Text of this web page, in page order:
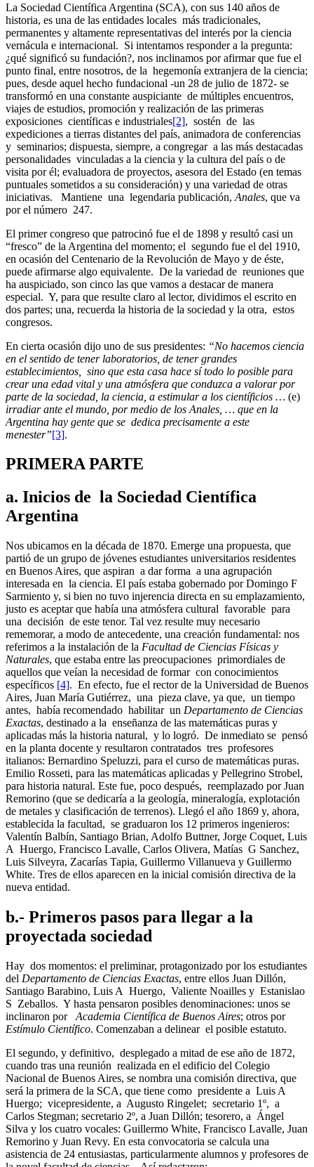
La Sociedad Científica Argentina (SCA), con sus 140 años de
historia, es una de las entidades locales más tradicionales,
permanentes y altamente representativas del interés por la ciencia
vernácula e internacional. Si intentamos responder a la pregunta:
¿qué significó su fundación?, nos inclinamos por afirmar que fue el
punto final, entre nosotros, de la hegemonía extranjera de la ciencia;
pues, desde aquel hecho fundacional -un 28 de julio de 1872- se
transformó en una constante auspiciante de múltiples encuentros,
viajes de estudios, promoción y realización de las primeras
exposiciones científicas e industriales[2], sostén de las
expediciones a tierras distantes del país, animadora de conferencias
y seminarios; dispuesta, siempre, a congregar a las más destacadas
personalidades vinculadas a la ciencia y la cultura del país o de
visita por él; evaluadora de proyectos, asesora del Estado (en temas
puntuales sometidos a su consideración) y una variedad de otras
iniciativas. Mantiene una legendaria publicación, Anales, que va
por el número 247.
El primer congreso que patrocinó fue el de 1898 y resultó casi un
“fresco” de la Argentina del momento; el segundo fue el del 1910,
en ocasión del Centenario de la Revolución de Mayo y de éste,
puede afirmarse algo equivalente. De la variedad de reuniones que
ha auspiciado, son cinco las que vamos a destacar de manera
especial. Y, para que resulte claro al lector, dividimos el escrito en
dos partes; una, recuerda la historia de la sociedad y la otra, estos
congresos.
En cierta ocasión dijo uno de sus presidentes: “No hacemos ciencia
en el sentido de tener laboratorios, de tener grandes
establecimientos, sino que esta casa hace sí todo lo posible para
crear una edad vital y una atmósfera que conduzca a valorar por
parte de la sociedad, la ciencia, a estimular a los científicios … (e)
irradiar ante el mundo, por medio de los Anales, … que en la
Argentina hay gente que se dedica precisamente a este
menester”[3].
PRIMERA PARTE
a. Inicios de la Sociedad Científica
Argentina
Nos ubicamos en la década de 1870. Emerge una propuesta, que
partió de un grupo de jóvenes estudiantes universitarios residentes
en Buenos Aires, que aspiran a dar forma a una agrupación
interesada en la ciencia. El país estaba gobernado por Domingo F
Sarmiento y, si bien no tuvo injerencia directa en su emplazamiento,
justo es aceptar que había una atmósfera cultural favorable para
una decisión de este tenor. Tal vez resulte muy necesario
rememorar, a modo de antecedente, una creación fundamental: nos
referimos a la instalación de la Facultad de Ciencias Físicas y
Naturales, que estaba entre las preocupaciones primordiales de
aquellos que veían la necesidad de formar con conocimientos
específicos [4]. En efecto, fue el rector de la Universidad de Buenos
Aires, Juan María Gutiérrez, una pieza clave, ya que, un tiempo
antes, había recomendado habilitar un Departamento de Ciencias
Exactas, destinado a la enseñanza de las matemáticas puras y
aplicadas más la historia natural, y lo logró. De inmediato se pensó
en la planta docente y resultaron contratados tres profesores
italianos: Bernardino Speluzzi, para el curso de matemáticas puras.
Emilio Rosseti, para las matemáticas aplicadas y Pellegrino Strobel,
para historia natural. Este fue, poco después, reemplazado por Juan
Remorino (que se dedicaría a la geología, mineralogía, explotación
de metales y clasificación de terrenos). Llegó el año 1869 y, ahora,
establecida la facultad, se graduaron los 12 primeros ingenieros:
Valentín Balbín, Santiago Brian, Adolfo Buttner, Jorge Coquet, Luis
A Huergo, Francisco Lavalle, Carlos Olivera, Matías G Sanchez,
Luis Silveyra, Zacarías Tapia, Guillermo Villanueva y Guillermo
White. Tres de ellos aparecen en la inicial comisión directiva de la
nueva entidad.
b.- Primeros pasos para llegar a la
proyectada sociedad
Hay dos momentos: el preliminar, protagonizado por los estudiantes
del Departamento de Ciencias Exactas, entre ellos Juan Dillón,
Santiago Barabino, Luis A Huergo, Valiente Noailles y Estanislao
S Zeballos. Y hasta pensaron posibles denominaciones: unos se
inclinaron por Academia Científica de Buenos Aires; otros por
Estímulo Científico. Comenzaban a delinear el posible estatuto.
El segundo, y definitivo, desplegado a mitad de ese año de 1872,
cuando tras una reunión realizada en el edificio del Colegio
Nacional de Buenos Aires, se nombra una comisión directiva, que
será la primera de la SCA, que tiene como presidente a Luis A
Huergo; vicepresidente, a Augusto Ringelet; secretario 1º, a
Carlos Stegman; secretario 2º, a Juan Dillón; tesorero, a Ángel
Silva y los cuatro vocales: Guillermo White, Francisco Lavalle, Juan
Remorino y Juan Revy. En esta convocatoria se calcula una
asistencia de 24 entusiastas, particularmente alumnos y profesores de